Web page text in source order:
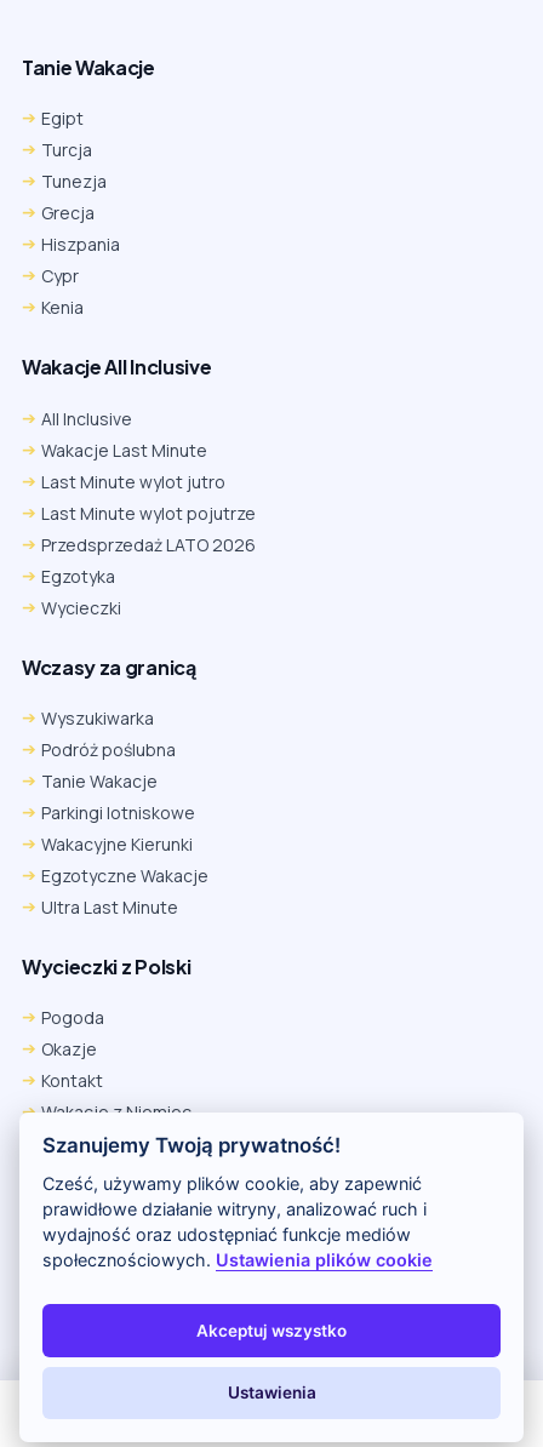
Tanie Wakacje
Egipt
Turcja
Tunezja
Grecja
Hiszpania
Cypr
Kenia
Wakacje All Inclusive
All Inclusive
Wakacje Last Minute
Last Minute wylot jutro
Last Minute wylot pojutrze
Przedsprzedaż LATO 2026
Egzotyka
Wycieczki
Wczasy za granicą
Wyszukiwarka
Podróż poślubna
Tanie Wakacje
Parkingi lotniskowe
Wakacyjne Kierunki
Egzotyczne Wakacje
Ultra Last Minute
Wycieczki z Polski
Pogoda
Okazje
Kontakt
Wakacje z Niemiec
Polityka Prywatności
Wakacje w Egipcie
Rankingi hoteli
Kontakt i reklama
Polityka prywatności
Copyright (c) 2026 Odkryj Wakacje
Szanujemy Twoją prywatność!
Cześć, używamy plików cookie, aby zapewnić
prawidłowe działanie witryny, analizować ruch i
wydajność oraz udostępniać funkcje mediów
społecznościowych. Ustawienia plików cookie
Akceptuj wszystko
Ustawienia